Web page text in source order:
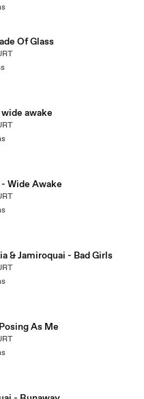
Of Glass
awake
Wide Awake
& Jamiroquai - Bad Girls
As Me